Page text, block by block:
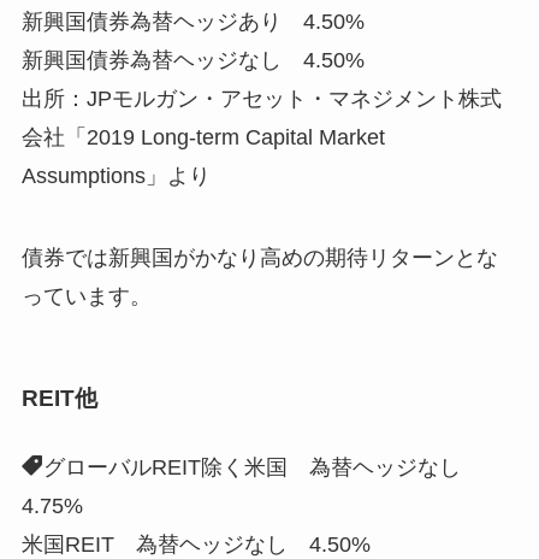
新興国債券為替ヘッジあり 4.50%
新興国債券為替ヘッジなし 4.50%
出所：JPモルガン・アセット・マネジメント株式
会社「2019 Long-term Capital Market
Assumptions」より
債券では新興国がかなり高めの期待リターンとな
っています。
REIT他
グローバルREIT除く米国 為替ヘッジなし
4.75%
米国REIT 為替ヘッジなし 4.50%